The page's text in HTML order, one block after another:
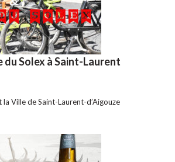
du Solex à Saint-Laurent
Ville de Saint-Laurent-d’Aigouze